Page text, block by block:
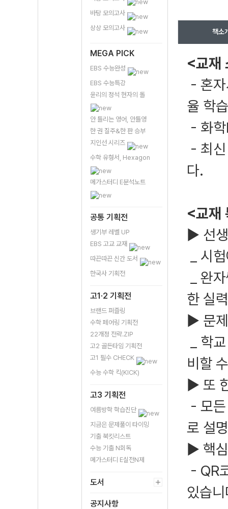
바탕 모의고사
상상 모의고사
MEGA PICK
EBS 수능완성
EBS 수능특강
윤리의 정석 현자의 돌
안 틀리는 영어, 안틀영
한 권 질주&한 판 승부
지인선 시리즈
수학 유형서, Hexagon
메가스터디 E분석노트
공통 기획전
생기부 레벨 UP
EBS 고교 교재
따끈따끈 신간 도서
한국사 기획전
고1·2 기획전
브랜드 퍼즐링
수학 페어링 기획전
22개정 전략.ZIP
고2 골든타임 기획전
고1 필수 CHECK
수능 수학 킥(KICK)
고3 기획전
여름방학 학습진단
지금은 문제풀이 타이밍
기출 북킷리스트
수능 기출 N회독
메가스터디 E실전N제
도서
공지사항
책소
<교재
- 혼
율 학
- 화
- 최
다.
<교재
▶ 선
_ 시
_ 완
한 실
▶ 문
_ 학
비할
▶ 또
- 모
로 설
▶ 핵
- QR
있습